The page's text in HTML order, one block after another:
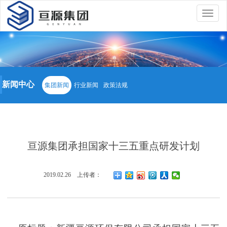
Toggle
navigation
新闻中心 集团新闻 行业新闻 政策法规
亘源集团承担国家十三五重点研发计划
2019.02.26 上传者：